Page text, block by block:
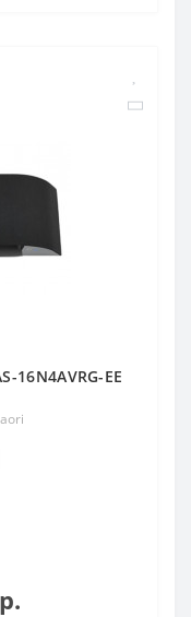
16N4AVRG-EE